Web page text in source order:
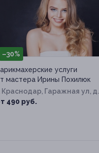
–30%
услуги
мастера Ирины Похилюк
Краснодар, Гаражная ул, д.
8
490 руб.